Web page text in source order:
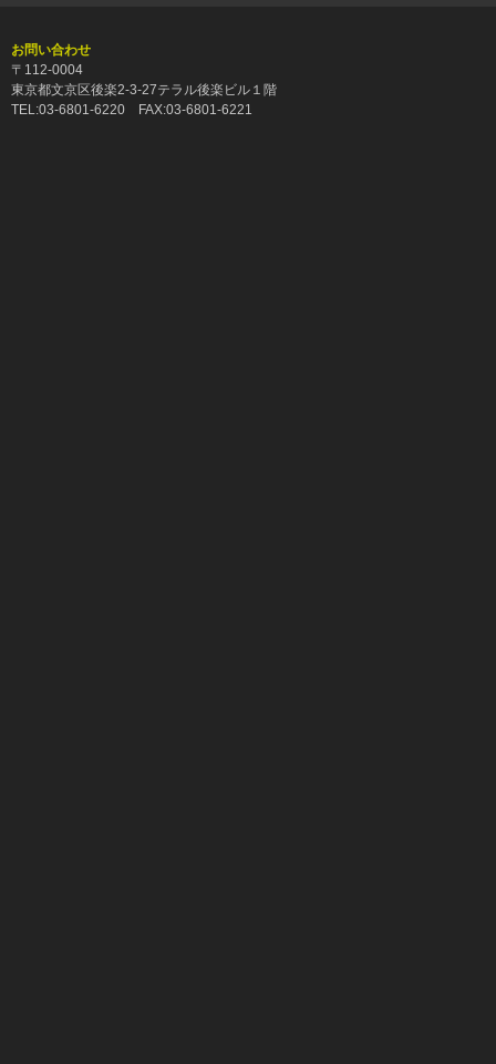
お問い合わせ
〒112-0004
東京都文京区後楽2-3-27テラル後楽ビル１階
TEL:03-6801-6220 FAX:03-6801-6221